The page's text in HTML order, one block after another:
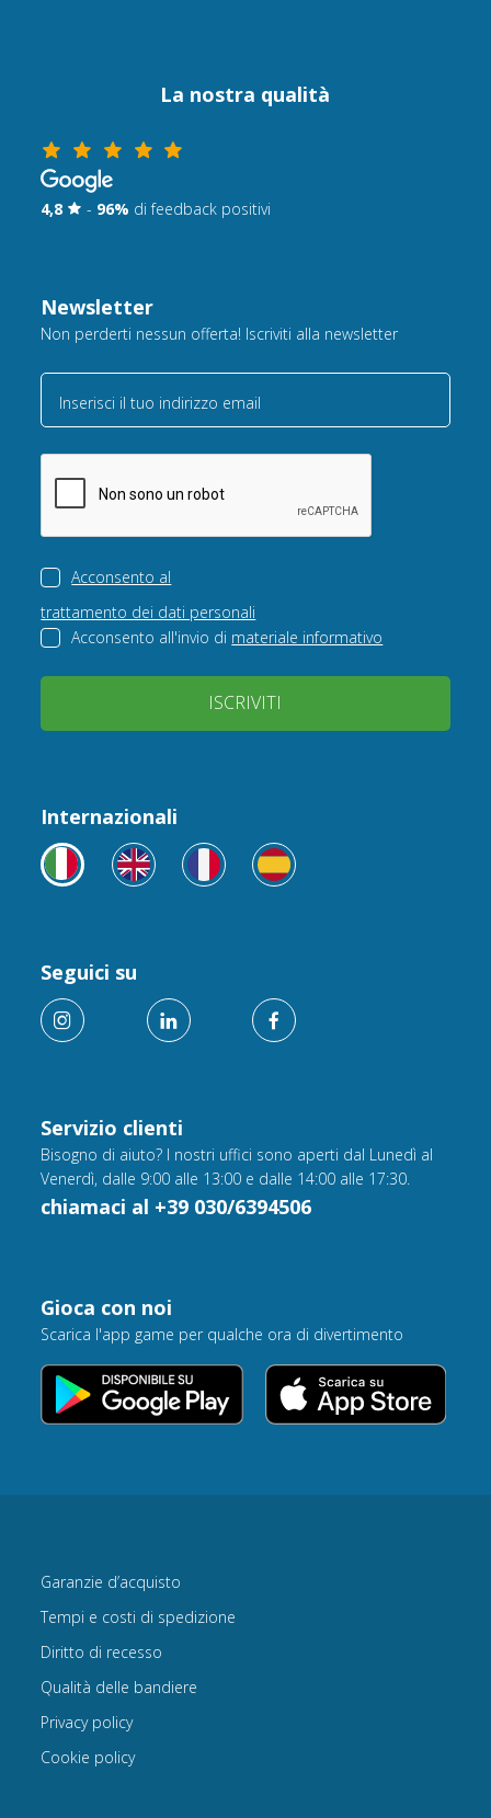
La nostra qualità
4,8 - 96% di feedback positivi
Newsletter
Non perderti nessun offerta! Iscriviti alla newsletter
Inserisci il tuo indirizzo email
Acconsento al
trattamento dei dati personali
Acconsento all'invio di materiale informativo
ISCRIVITI
Servizio clienti
Bisogno di aiuto? I nostri uffici sono aperti dal Lunedì al
Venerdì, dalle 9:00 alle 13:00 e dalle 14:00 alle 17:30.
chiamaci al +39 030/6394506
Internazionali
Seguici su
Gioca con noi
Scarica l'app game per qualche ora di divertimento
Garanzie d’acquisto
Tempi e costi di spedizione
Diritto di recesso
Qualità delle bandiere
Privacy policy
Cookie policy